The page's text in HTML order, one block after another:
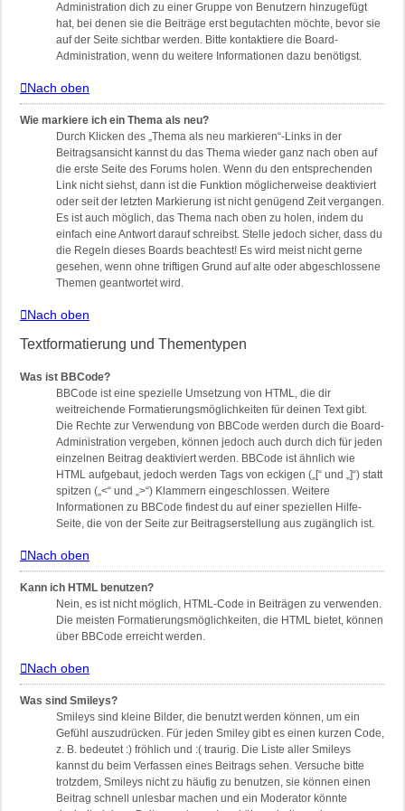
Administration dich zu einer Gruppe von Benutzern hinzugefügt
hat, bei denen sie die Beiträge erst begutachten möchte, bevor sie
auf der Seite sichtbar werden. Bitte kontaktiere die Board-
Administration, wenn du weitere Informationen dazu benötigst.
Nach oben
Wie markiere ich ein Thema als neu?
Durch Klicken des „Thema als neu markieren“-Links in der
Beitragsansicht kannst du das Thema wieder ganz nach oben auf
die erste Seite des Forums holen. Wenn du den entsprechenden
Link nicht siehst, dann ist die Funktion möglicherweise deaktiviert
oder seit der letzten Markierung ist nicht genügend Zeit vergangen.
Es ist auch möglich, das Thema nach oben zu holen, indem du
einfach eine Antwort darauf schreibst. Stelle jedoch sicher, dass du
die Regeln dieses Boards beachtest! Es wird meist nicht gerne
gesehen, wenn ohne triftigen Grund auf alte oder abgeschlossene
Themen geantwortet wird.
Nach oben
Textformatierung und Thementypen
Was ist BBCode?
BBCode ist eine spezielle Umsetzung von HTML, die dir
weitreichende Formatierungsmöglichkeiten für deinen Text gibt.
Die Rechte zur Verwendung von BBCode werden durch die Board-
Administration vergeben, können jedoch auch durch dich für jeden
einzelnen Beitrag deaktiviert werden. BBCode ist ähnlich wie
HTML aufgebaut, jedoch werden Tags von eckigen („[“ und „]“) statt
spitzen („<“ und „>“) Klammern eingeschlossen. Weitere
Informationen zu BBCode findest du auf einer speziellen Hilfe-
Seite, die von der Seite zur Beitragserstellung aus zugänglich ist.
Nach oben
Kann ich HTML benutzen?
Nein, es ist nicht möglich, HTML-Code in Beiträgen zu verwenden.
Die meisten Formatierungsmöglichkeiten, die HTML bietet, können
über BBCode erreicht werden.
Nach oben
Was sind Smileys?
Smileys sind kleine Bilder, die benutzt werden können, um ein
Gefühl auszudrücken. Für jeden Smiley gibt es einen kurzen Code,
z. B. bedeutet :) fröhlich und :( traurig. Die Liste aller Smileys
kannst du beim Verfassen eines Beitrags sehen. Versuche bitte
trotzdem, Smileys nicht zu häufig zu benutzen, sie können einen
Beitrag schnell unlesbar machen und ein Moderator könnte